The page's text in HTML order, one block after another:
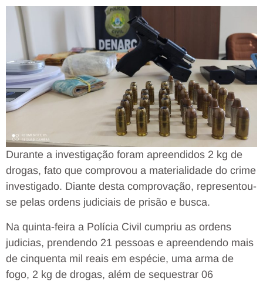
Durante a investigação foram apreendidos 2 kg de
drogas, fato que comprovou a materialidade do crime
investigado. Diante desta comprovação, representou-
se pelas ordens judiciais de prisão e busca.
Na quinta-feira a Polícia Civil cumpriu as ordens
judicias, prendendo 21 pessoas e apreendendo mais
de cinquenta mil reais em espécie, uma arma de
fogo, 2 kg de drogas, além de sequestrar 06